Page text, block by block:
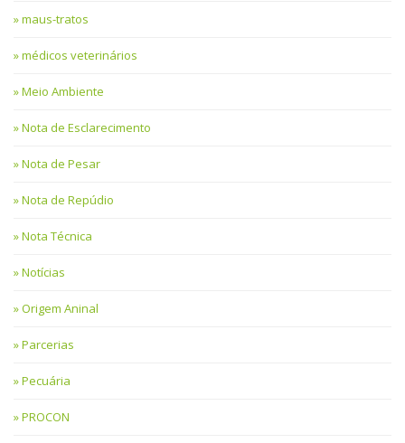
maus-tratos
médicos veterinários
Meio Ambiente
Nota de Esclarecimento
Nota de Pesar
Nota de Repúdio
Nota Técnica
Notícias
Origem Aninal
Parcerias
Pecuária
PROCON